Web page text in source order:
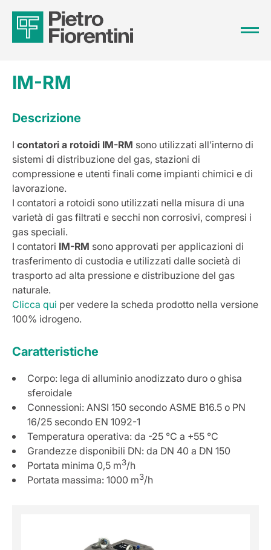
IM-RM
Descrizione
I contatori a rotoidi IM-RM sono utilizzati all’interno di
sistemi di distribuzione del gas, stazioni di
compressione e utenti finali come impianti chimici e di
lavorazione.
I contatori a rotoidi sono utilizzati nella misura di una
varietà di gas filtrati e secchi non corrosivi, compresi i
gas speciali.
I contatori IM-RM sono approvati per applicazioni di
trasferimento di custodia e utilizzati dalle società di
trasporto ad alta pressione e distribuzione del gas
naturale.
Clicca qui per vedere la scheda prodotto nella versione
100% idrogeno.
Caratteristiche
Corpo: lega di alluminio anodizzato duro o ghisa
sferoidale
Connessioni: ANSI 150 secondo ASME B16.5 o PN
16/25 secondo EN 1092-1
Temperatura operativa: da -25 °C a +55 °C
Grandezze disponibili DN: da DN 40 a DN 150
Portata minima 0,5 m3/h
Portata massima: 1000 m3/h